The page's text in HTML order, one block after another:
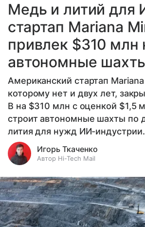
Медь и литий для
стартап Mariana
привлек $310 млн
автономные
Американский стартап
которому нет и двух лет,
B на $310 млн с оценкой $1,5
строит автономные шахты по
лития для нужд ИИ-индустрии.
Игорь Ткаченко
Автор Hi-Tech Mail